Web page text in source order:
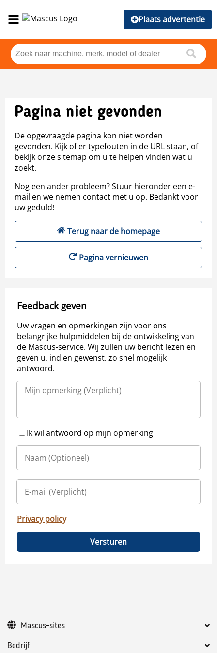
Plaats advertentie
Pagina niet gevonden
De opgevraagde pagina kon niet worden
gevonden. Kijk of er typefouten in de URL staan, of
bekijk onze sitemap om u te helpen vinden wat u
zoekt.
Nog een ander probleem? Stuur hieronder een e-
mail en we nemen contact met u op. Bedankt voor
uw geduld!
Terug naar de homepage
Pagina vernieuwen
Feedback geven
Uw vragen en opmerkingen zijn voor ons
belangrijke hulpmiddelen bij de ontwikkeling van
de Mascus-service. Wij zullen uw bericht lezen en
geven u, indien gewenst, zo snel mogelijk
antwoord.
Ik wil antwoord op mijn opmerking
Privacy policy
Versturen
Bedrijf
Mascus-sites